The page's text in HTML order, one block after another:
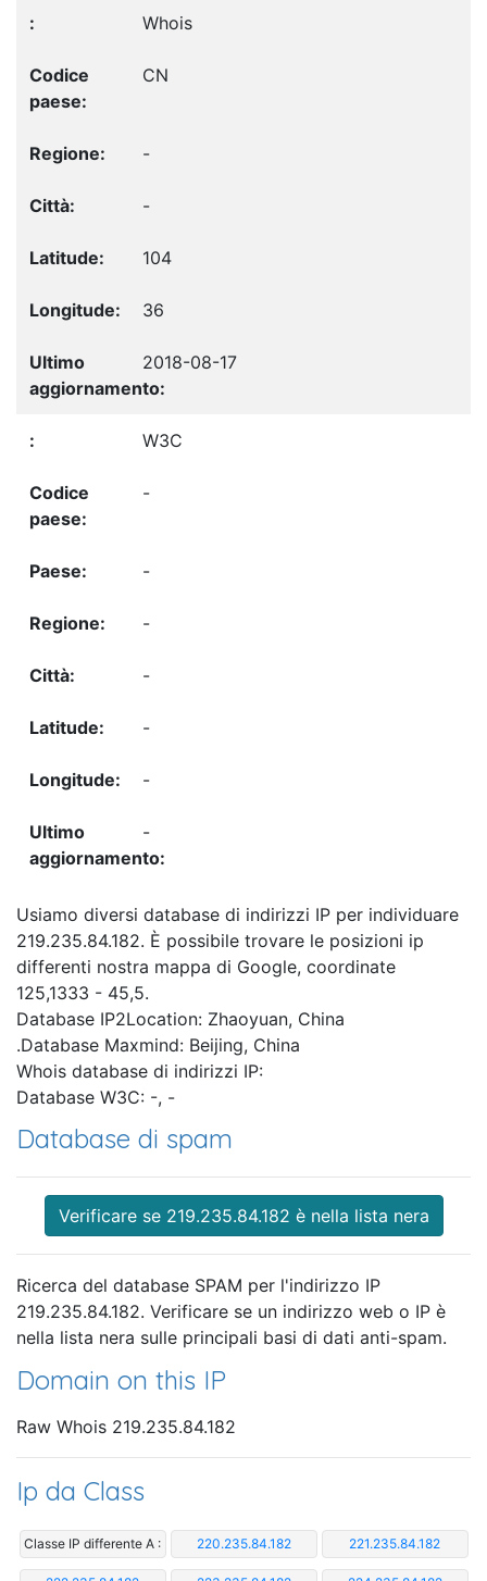
Whois
CN
-
-
104
36
2018-08-17
W3C
-
-
-
-
-
-
-
Usiamo diversi database di indirizzi IP per individuare
219.235.84.182. È possibile trovare le posizioni ip
differenti nostra mappa di Google, coordinate
125,1333 - 45,5.
Database IP2Location: Zhaoyuan, China
.Database Maxmind: Beijing, China
Whois database di indirizzi IP:
Database W3C: -, -
Database di spam
Verificare se 219.235.84.182 è nella lista nera
Ricerca del database SPAM per l'indirizzo IP
219.235.84.182. Verificare se un indirizzo web o IP è
nella lista nera sulle principali basi di dati anti-spam.
Domain on this IP
Raw Whois 219.235.84.182
Ip da Class
Classe IP differente A : 220.235.84.182 221.235.84.182